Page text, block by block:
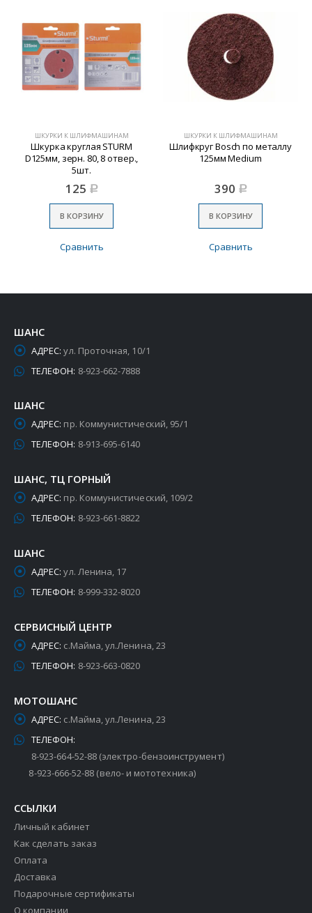
ШКУРКИ К ШЛИФМАШИНАМ
Шкурка круглая STURM
D125мм, зерн. 80, 8 отвер.,
5шт.
125 Р
В КОРЗИНУ
Сравнить
ШКУРКИ К ШЛИФМАШИНАМ
Шлифкруг Bosch по металлу
125мм Medium
390 Р
В КОРЗИНУ
Сравнить
ШАНС
АДРЕС: ул. Проточная, 10/1
ТЕЛЕФОН: 8-923-662-7888
ШАНС
АДРЕС: пр. Коммунистический, 95/1
ТЕЛЕФОН: 8-913-695-6140
ШАНС, ТЦ ГОРНЫЙ
АДРЕС: пр. Коммунистический, 109/2
ТЕЛЕФОН: 8-923-661-8822
ШАНС
АДРЕС: ул. Ленина, 17
ТЕЛЕФОН: 8-999-332-8020
СЕРВИСНЫЙ ЦЕНТР
АДРЕС: с.Майма, ул.Ленина, 23
ТЕЛЕФОН: 8-923-663-0820
МОТОШАНС
АДРЕС: с.Майма, ул.Ленина, 23
ТЕЛЕФОН:
8-923-664-52-88 (электро-бензоинструмент)
8-923-666-52-88 (вело- и мототехника)
ССЫЛКИ
Личный кабинет
Как сделать заказ
Оплата
Доставка
Подарочные сертификаты
О компании